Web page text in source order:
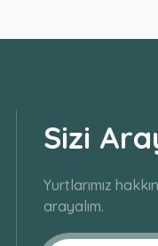
Sizi
Yurtlarımız
arayalım.